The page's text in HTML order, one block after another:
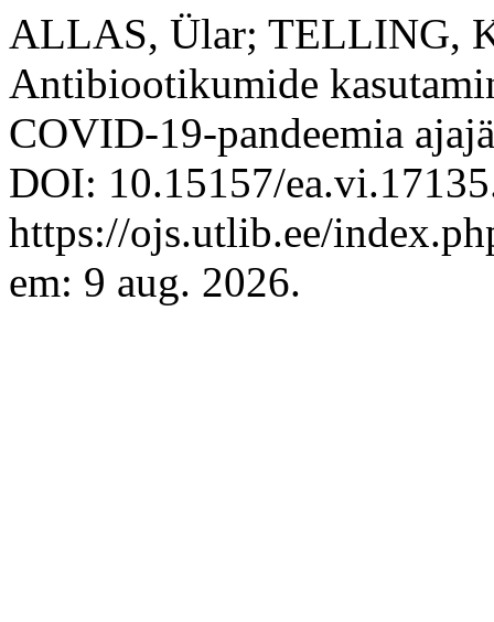
ALLAS, Ülar; TELLING,
Antibiootikumide
COVID-19-pandeemia
DOI: 10.15157/
https://ojs.utlib.ee/
em: 9 aug. 2026.